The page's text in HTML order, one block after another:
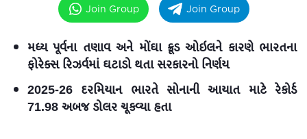
Join Group Join Group
મધ્ય પૂર્વના તણાવ અને મોંઘા ક્રૂડ ઓઇલને કારણે ભારતના
ફોરેક્સ રિઝર્વમાં ઘટાડો થતા સરકારનો નિર્ણય
2025-26 દરમિયાન ભારતે સોનાની આયાત માટે રેકોર્ડ
71.98 અબજ ડોલર ચૂકવ્યા હતા